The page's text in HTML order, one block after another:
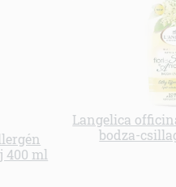
400 ml
Langelica
bodza-